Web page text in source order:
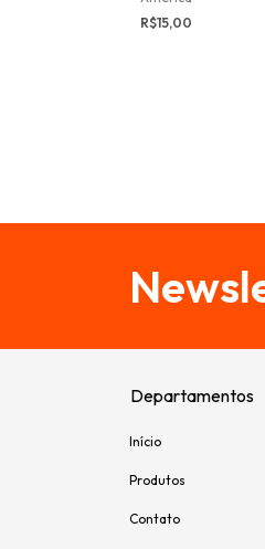
R$15,00
Departamentos
Início
Produtos
Contato